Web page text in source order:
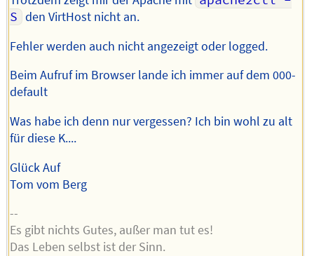
S den VirtHost nicht an.
Fehler werden auch nicht angezeigt oder logged.
Beim Aufruf im Browser lande ich immer auf dem 000-
default
Was habe ich denn nur vergessen? Ich bin wohl zu alt
für diese K....
Glück Auf
Tom vom Berg
--
Es gibt nichts Gutes, außer man tut es!
Das Leben selbst ist der Sinn.